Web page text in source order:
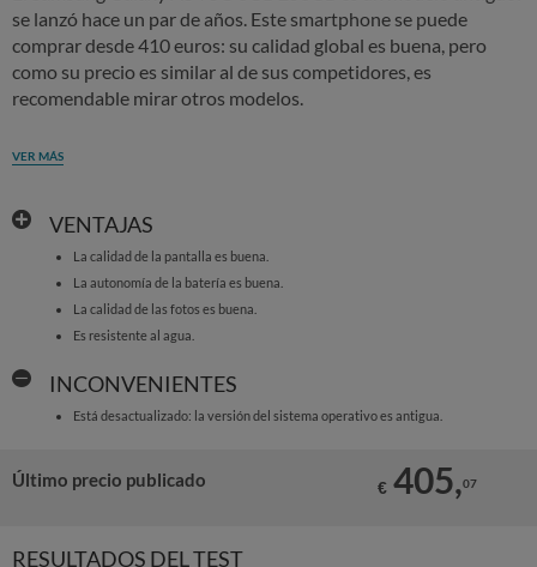
se lanzó hace un par de años. Este smartphone se puede
comprar desde 410 euros: su calidad global es buena, pero
como su precio es similar al de sus competidores, es
recomendable mirar otros modelos.
VER MÁS
VENTAJAS
La calidad de la pantalla es buena.
La autonomía de la batería es buena.
La calidad de las fotos es buena.
Es resistente al agua.
INCONVENIENTES
Está desactualizado: la versión del sistema operativo es antigua.
Último precio publicado € 405,07
RESULTADOS DEL TEST